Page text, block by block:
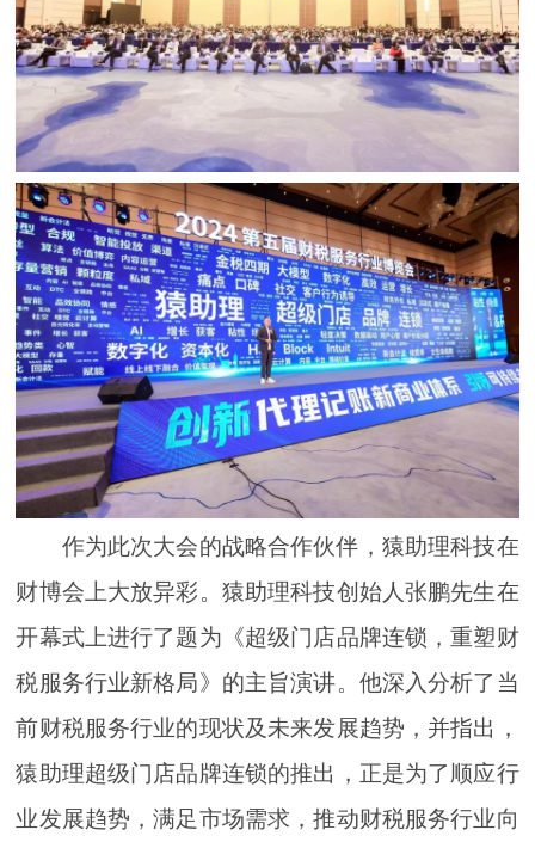
作为此次大会的战略合作伙伴，猿助理科技在
财博会上大放异彩。猿助理科技创始人张鹏先生在
开幕式上进行了题为《超级门店品牌连锁，重塑财
税服务行业新格局》的主旨演讲。他深入分析了当
前财税服务行业的现状及未来发展趋势，并指出，
猿助理超级门店品牌连锁的推出，正是为了顺应行
业发展趋势，满足市场需求，推动财税服务行业向